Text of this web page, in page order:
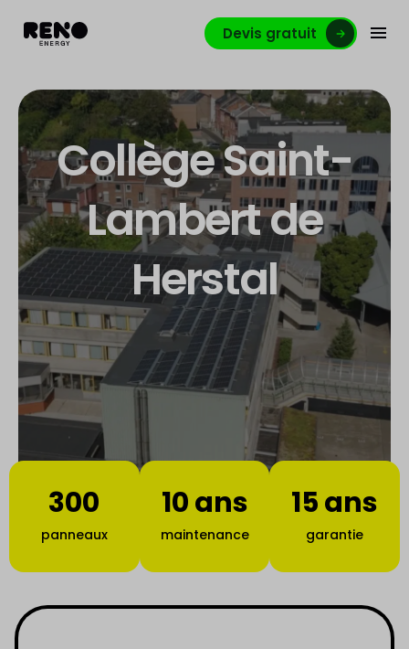
Devis gratuit
Collège Saint-
Lambert de
Herstal
300
panneaux
10 ans
maintenance
15 ans
garantie